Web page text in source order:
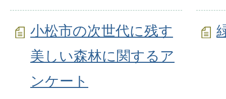
小松市の次世代に残す
美しい森林に関するア
ンケート